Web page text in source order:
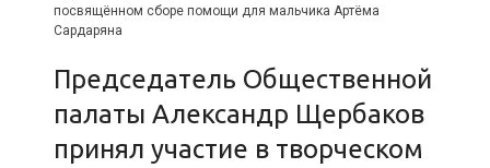
посвящённом сборе помощи для мальчика Артёма
Сардаряна
Председатель Общественной
палаты Александр Щербаков
принял участие в творческом